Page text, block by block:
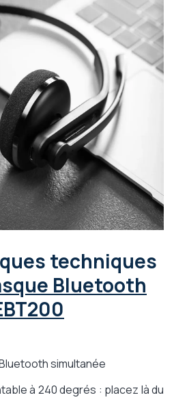
techniques
Bluetooth
simultanée
à 240 degrés : placez là du